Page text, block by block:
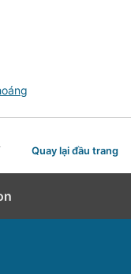
Quay lại đầu trang